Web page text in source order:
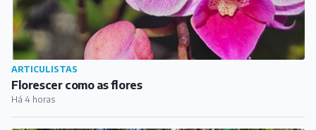
ARTICULISTAS
Florescer como as flores
Há 4 horas